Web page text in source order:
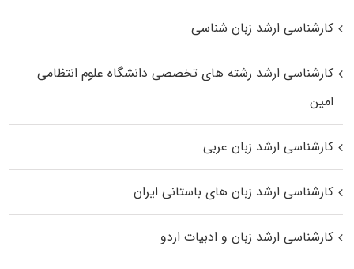
کارشناسی ارشد زبان شناسی
کارشناسی ارشد رﺷﺘﻪ ﻫﺎی تخصصی داﻧﺸﮕﺎه ﻋﻠﻮم انتظامی
اﻣﻴﻦ
کارشناسی ارشد زبان عربی
کارشناسی ارشد زبان‌ های باستانی ایران
کارشناسی ارشد زبان و ادبیات اردو